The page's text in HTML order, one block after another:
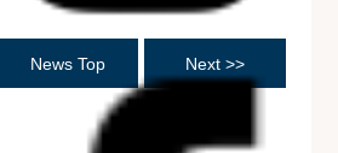
News Top Next >>